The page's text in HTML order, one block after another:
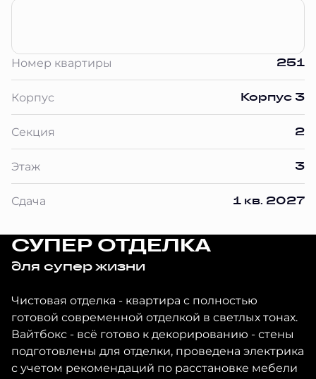
Номер квартиры 251
Корпус Корпус 3
Секция 2
Этаж 3
Сдача 1 кв. 2027
СУПЕР ОТДЕЛКА
для супер жизни
Чистовая отделка - квартира с полностью
готовой современной отделкой в светлых тонах.
Вайтбокс - всё готово к декорированию - стены
подготовлены для отделки, проведена электрика
с учетом рекомендаций по расстановке мебели